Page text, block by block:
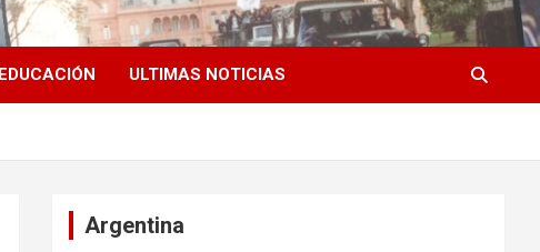
EDUCACIÓN ULTIMAS NOTICIAS
Argentina